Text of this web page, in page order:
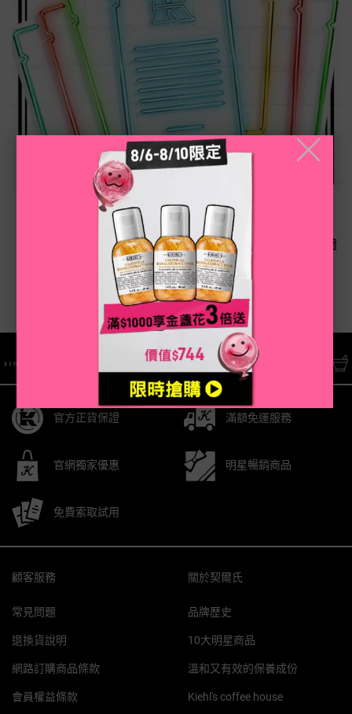
下單即享保養體驗組
官網獨家優惠，任一訂單不限金額都可享有自選3件保養體
驗禮。
官方正貨保證 滿額免運服務
官網獨家優惠 明星暢銷商品
免費索取試用
顧客服務
常見問題
退換貨說明
網路訂購商品條款
會員權益條款
關於契爾氏
品牌歷史
10大明星商品
溫和又有效的保養成份
Kiehl's coffee house
╳